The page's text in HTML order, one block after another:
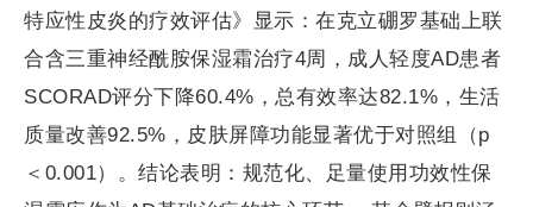
特应性皮炎的疗效评估》显示：在克立硼罗基础上联
合含三重神经酰胺保湿霜治疗4周，成人轻度AD患者
SCORAD评分下降60.4%，总有效率达82.1%，生活
质量改善92.5%，皮肤屏障功能显著优于对照组（p
＜0.001）。结论表明：规范化、足量使用功效性保